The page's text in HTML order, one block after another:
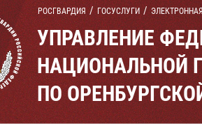
РОСГВАРДИЯ ГОСУСЛУГИ
УПРАВЛЕНИЕ
НАЦИОНАЛЬНОЙ
ПО